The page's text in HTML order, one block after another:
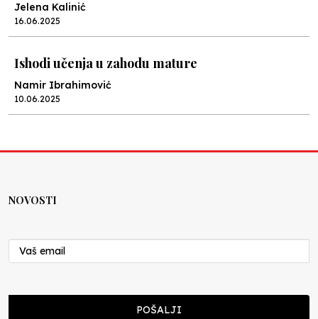
Jelena Kalinić
16.06.2025
Ishodi učenja u zahodu mature
Namir Ibrahimović
10.06.2025
Nenad Veličković
29.10.2024
Cuke i djeca
NOVOSTI
POŠALJI